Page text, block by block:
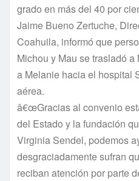
grado en más del 40 por
Jaime Bueno Zertuche,
Coahuila, informó que
Michou y Mau se trasladó
a Melanie hacia el hospital
aérea.
â€œGracias al convenio
del Estado y la fundación
Virginia Sendel, podemos
desgraciadamente sufran
reciban atención por parte